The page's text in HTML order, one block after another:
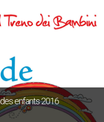
des enfants 2016